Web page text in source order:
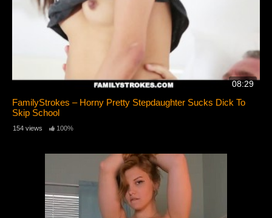
08:29
FamilyStrokes – Horny Pretty Stepdaughter Sucks Dick To
Skip School
154 views 100%